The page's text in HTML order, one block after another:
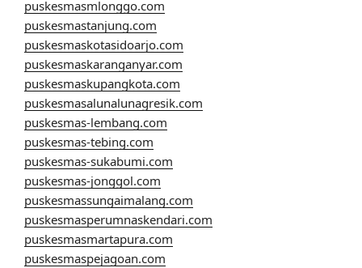
puskesmasmlonggo.com
puskesmastanjung.com
puskesmaskotasidoarjo.com
puskesmaskaranganyar.com
puskesmaskupangkota.com
puskesmasalunalunagresik.com
puskesmas-lembang.com
puskesmas-tebing.com
puskesmas-sukabumi.com
puskesmas-jonggol.com
puskesmassungaimalang.com
puskesmasperumnaskendari.com
puskesmasmartapura.com
puskesmaspejagoan.com